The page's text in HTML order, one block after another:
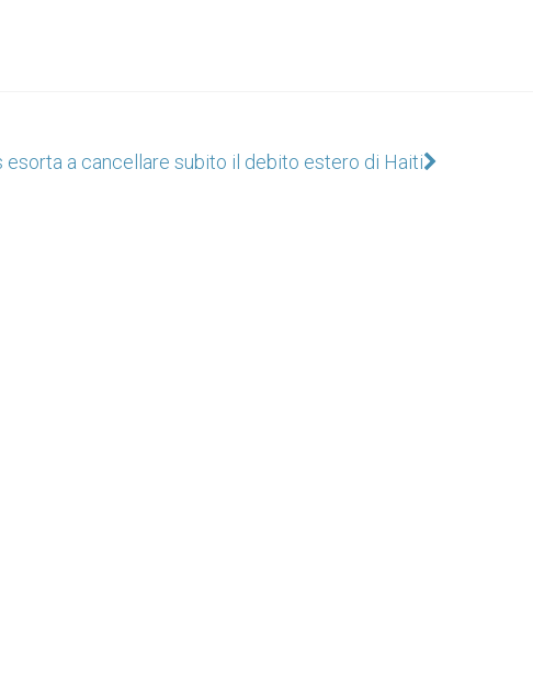
esorta a cancellare subito il debito estero di Haiti